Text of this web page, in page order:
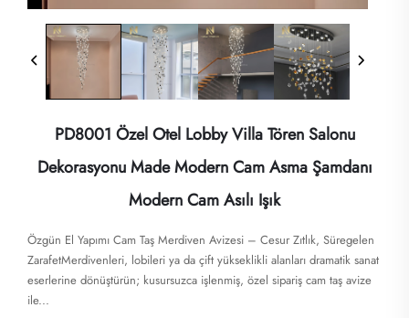
PD8001 Özel Otel Lobby Villa Tören Salonu
Dekorasyonu Made Modern Cam Asma Şamdanı
Modern Cam Asılı Işık
Özgün El Yapımı Cam Taş Merdiven Avizesi – Cesur Zıtlık, Süregelen
ZarafetMerdivenleri, lobileri ya da çift yükseklikli alanları dramatik sanat
eserlerine dönüştürün; kusursuzca işlenmiş, özel sipariş cam taş avize
ile...